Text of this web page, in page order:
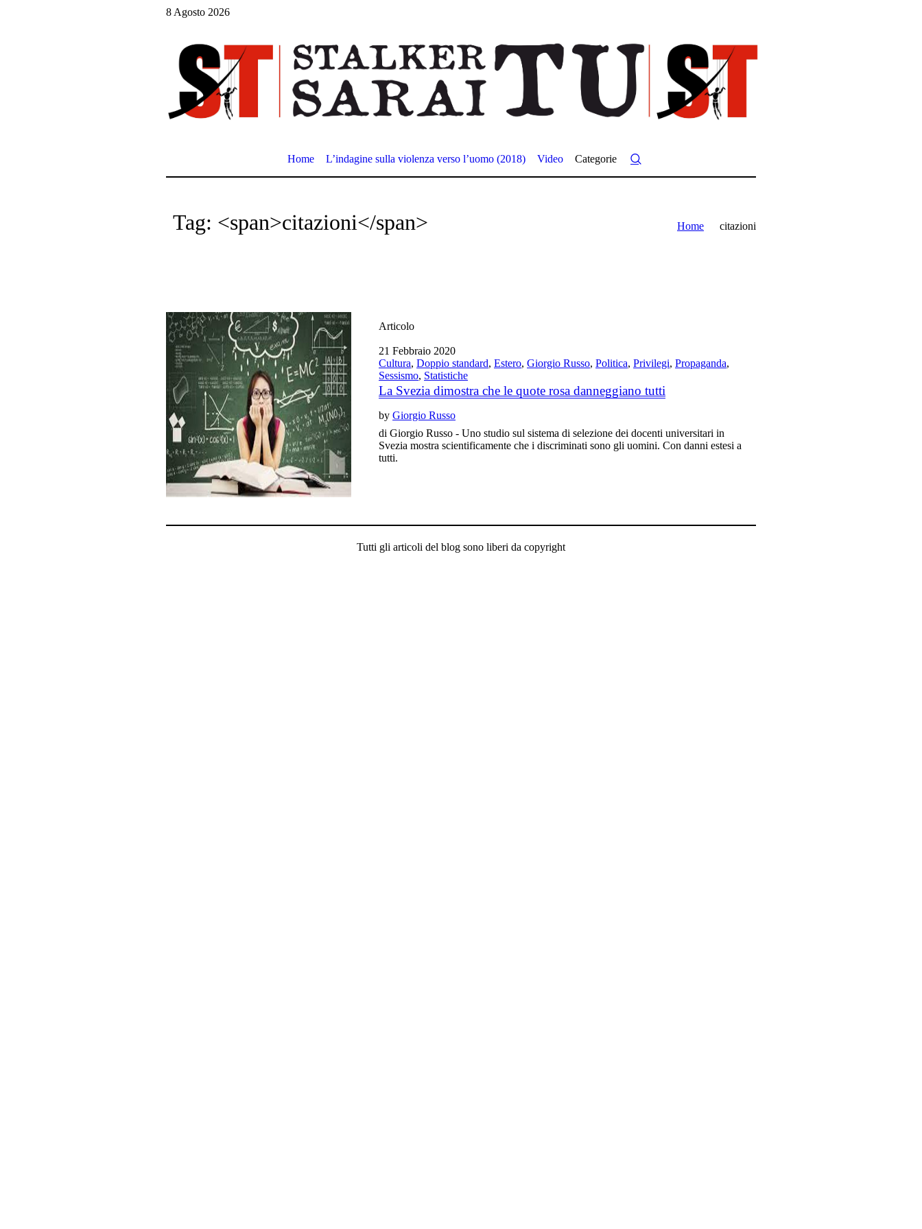
8 Agosto 2026
Home L’indagine sulla violenza verso l’uomo (2018) Video Categorie
Tag: <span>citazioni</span> Home citazioni
Articolo
21 Febbraio 2020
Cultura,Doppio standard,Estero,Giorgio Russo,Politica,Privilegi,Propaganda,
Sessismo, Statistiche
La Svezia dimostra che le quote rosa danneggiano tutti
byGiorgio Russo
di Giorgio Russo - Uno studio sul sistema di selezione dei docenti universitari in
Svezia mostra scientificamente che i discriminati sono gli uomini. Con danni estesi a
tutti.
Tutti gli articoli del blog sono liberi da copyright